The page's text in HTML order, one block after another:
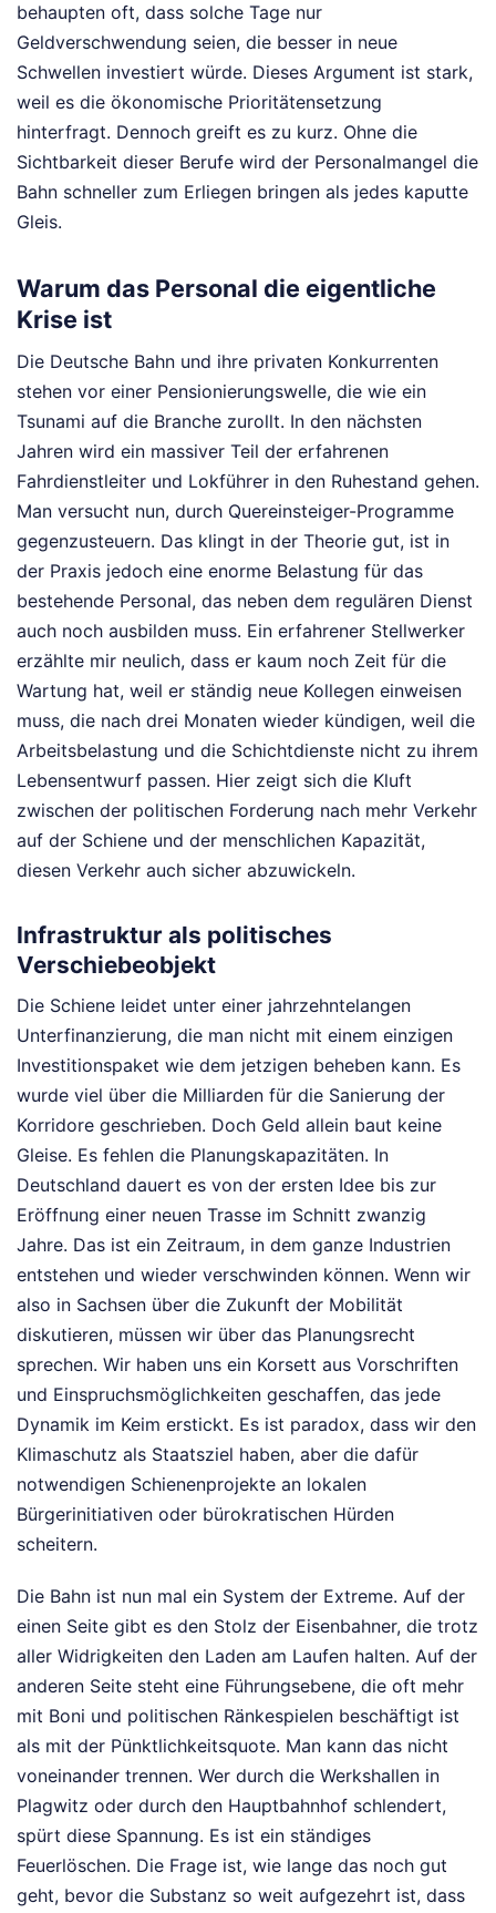
behaupten oft, dass solche Tage nur
Geldverschwendung seien, die besser in neue
Schwellen investiert würde. Dieses Argument ist stark,
weil es die ökonomische Prioritätensetzung
hinterfragt. Dennoch greift es zu kurz. Ohne die
Sichtbarkeit dieser Berufe wird der Personalmangel die
Bahn schneller zum Erliegen bringen als jedes kaputte
Gleis.
Warum das Personal die eigentliche
Krise ist
Die Deutsche Bahn und ihre privaten Konkurrenten
stehen vor einer Pensionierungswelle, die wie ein
Tsunami auf die Branche zurollt. In den nächsten
Jahren wird ein massiver Teil der erfahrenen
Fahrdienstleiter und Lokführer in den Ruhestand gehen.
Man versucht nun, durch Quereinsteiger-Programme
gegenzusteuern. Das klingt in der Theorie gut, ist in
der Praxis jedoch eine enorme Belastung für das
bestehende Personal, das neben dem regulären Dienst
auch noch ausbilden muss. Ein erfahrener Stellwerker
erzählte mir neulich, dass er kaum noch Zeit für die
Wartung hat, weil er ständig neue Kollegen einweisen
muss, die nach drei Monaten wieder kündigen, weil die
Arbeitsbelastung und die Schichtdienste nicht zu ihrem
Lebensentwurf passen. Hier zeigt sich die Kluft
zwischen der politischen Forderung nach mehr Verkehr
auf der Schiene und der menschlichen Kapazität,
diesen Verkehr auch sicher abzuwickeln.
Infrastruktur als politisches
Verschiebeobjekt
Die Schiene leidet unter einer jahrzehntelangen
Unterfinanzierung, die man nicht mit einem einzigen
Investitionspaket wie dem jetzigen beheben kann. Es
wurde viel über die Milliarden für die Sanierung der
Korridore geschrieben. Doch Geld allein baut keine
Gleise. Es fehlen die Planungskapazitäten. In
Deutschland dauert es von der ersten Idee bis zur
Eröffnung einer neuen Trasse im Schnitt zwanzig
Jahre. Das ist ein Zeitraum, in dem ganze Industrien
entstehen und wieder verschwinden können. Wenn wir
also in Sachsen über die Zukunft der Mobilität
diskutieren, müssen wir über das Planungsrecht
sprechen. Wir haben uns ein Korsett aus Vorschriften
und Einspruchsmöglichkeiten geschaffen, das jede
Dynamik im Keim erstickt. Es ist paradox, dass wir den
Klimaschutz als Staatsziel haben, aber die dafür
notwendigen Schienenprojekte an lokalen
Bürgerinitiativen oder bürokratischen Hürden
scheitern.
Die Bahn ist nun mal ein System der Extreme. Auf der
einen Seite gibt es den Stolz der Eisenbahner, die trotz
aller Widrigkeiten den Laden am Laufen halten. Auf der
anderen Seite steht eine Führungsebene, die oft mehr
mit Boni und politischen Ränkespielen beschäftigt ist
als mit der Pünktlichkeitsquote. Man kann das nicht
voneinander trennen. Wer durch die Werkshallen in
Plagwitz oder durch den Hauptbahnhof schlendert,
spürt diese Spannung. Es ist ein ständiges
Feuerlöschen. Die Frage ist, wie lange das noch gut
geht, bevor die Substanz so weit aufgezehrt ist, dass